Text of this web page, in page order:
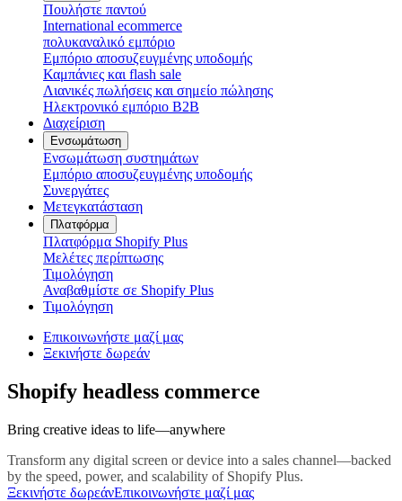
Πουλήστε παντού
International ecommerce
πολυκαναλικό εμπόριο
Εμπόριο αποσυζευγμένης υποδομής
Καμπάνιες και flash sale
Λιανικές πωλήσεις και σημείο πώλησης
Ηλεκτρονικό εμπόριο B2B
Διαχείριση
Ενσωμάτωση
Ενσωμάτωση συστημάτων
Εμπόριο αποσυζευγμένης υποδομής
Συνεργάτες
Μετεγκατάσταση
Πλατφόρμα
Πλατφόρμα Shopify Plus
Μελέτες περίπτωσης
Τιμολόγηση
Αναβαθμίστε σε Shopify Plus
Τιμολόγηση
Επικοινωνήστε μαζί μας
Ξεκινήστε δωρεάν
Shopify headless commerce
Bring creative ideas to life—anywhere
Transform any digital screen or device into a sales channel—backed
by the speed, power, and scalability of Shopify Plus.
Ξεκινήστε δωρεάνΕπικοινωνήστε μαζί μας